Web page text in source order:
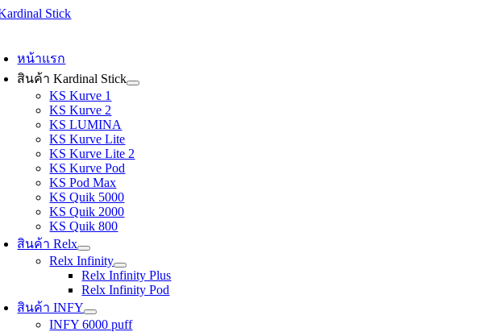
Skip
หน้าแรก
สินค้า Kardinal Stick
KS Kurve 1
KS Kurve 2
KS LUMINA
KS Kurve Lite
KS Kurve Lite 2
KS Kurve Pod
KS Pod Max
KS Quik 5000
KS Quik 2000
KS Quik 800
สินค้า Relx
Relx Infinity
Relx Infinity Plus
Relx Infinity Pod
สินค้า INFY
INFY 6000 puff